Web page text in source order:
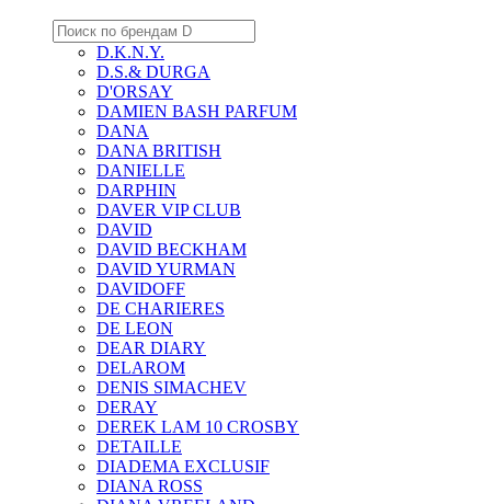
D.K.N.Y.
D.S.& DURGA
D'ORSAY
DAMIEN BASH PARFUM
DANA
DANA BRITISH
DANIELLE
DARPHIN
DAVER VIP CLUB
DAVID
DAVID BECKHAM
DAVID YURMAN
DAVIDOFF
DE CHARIERES
DE LEON
DEAR DIARY
DELAROM
DENIS SIMACHEV
DERAY
DEREK LAM 10 CROSBY
DETAILLE
DIADEMA EXCLUSIF
DIANA ROSS